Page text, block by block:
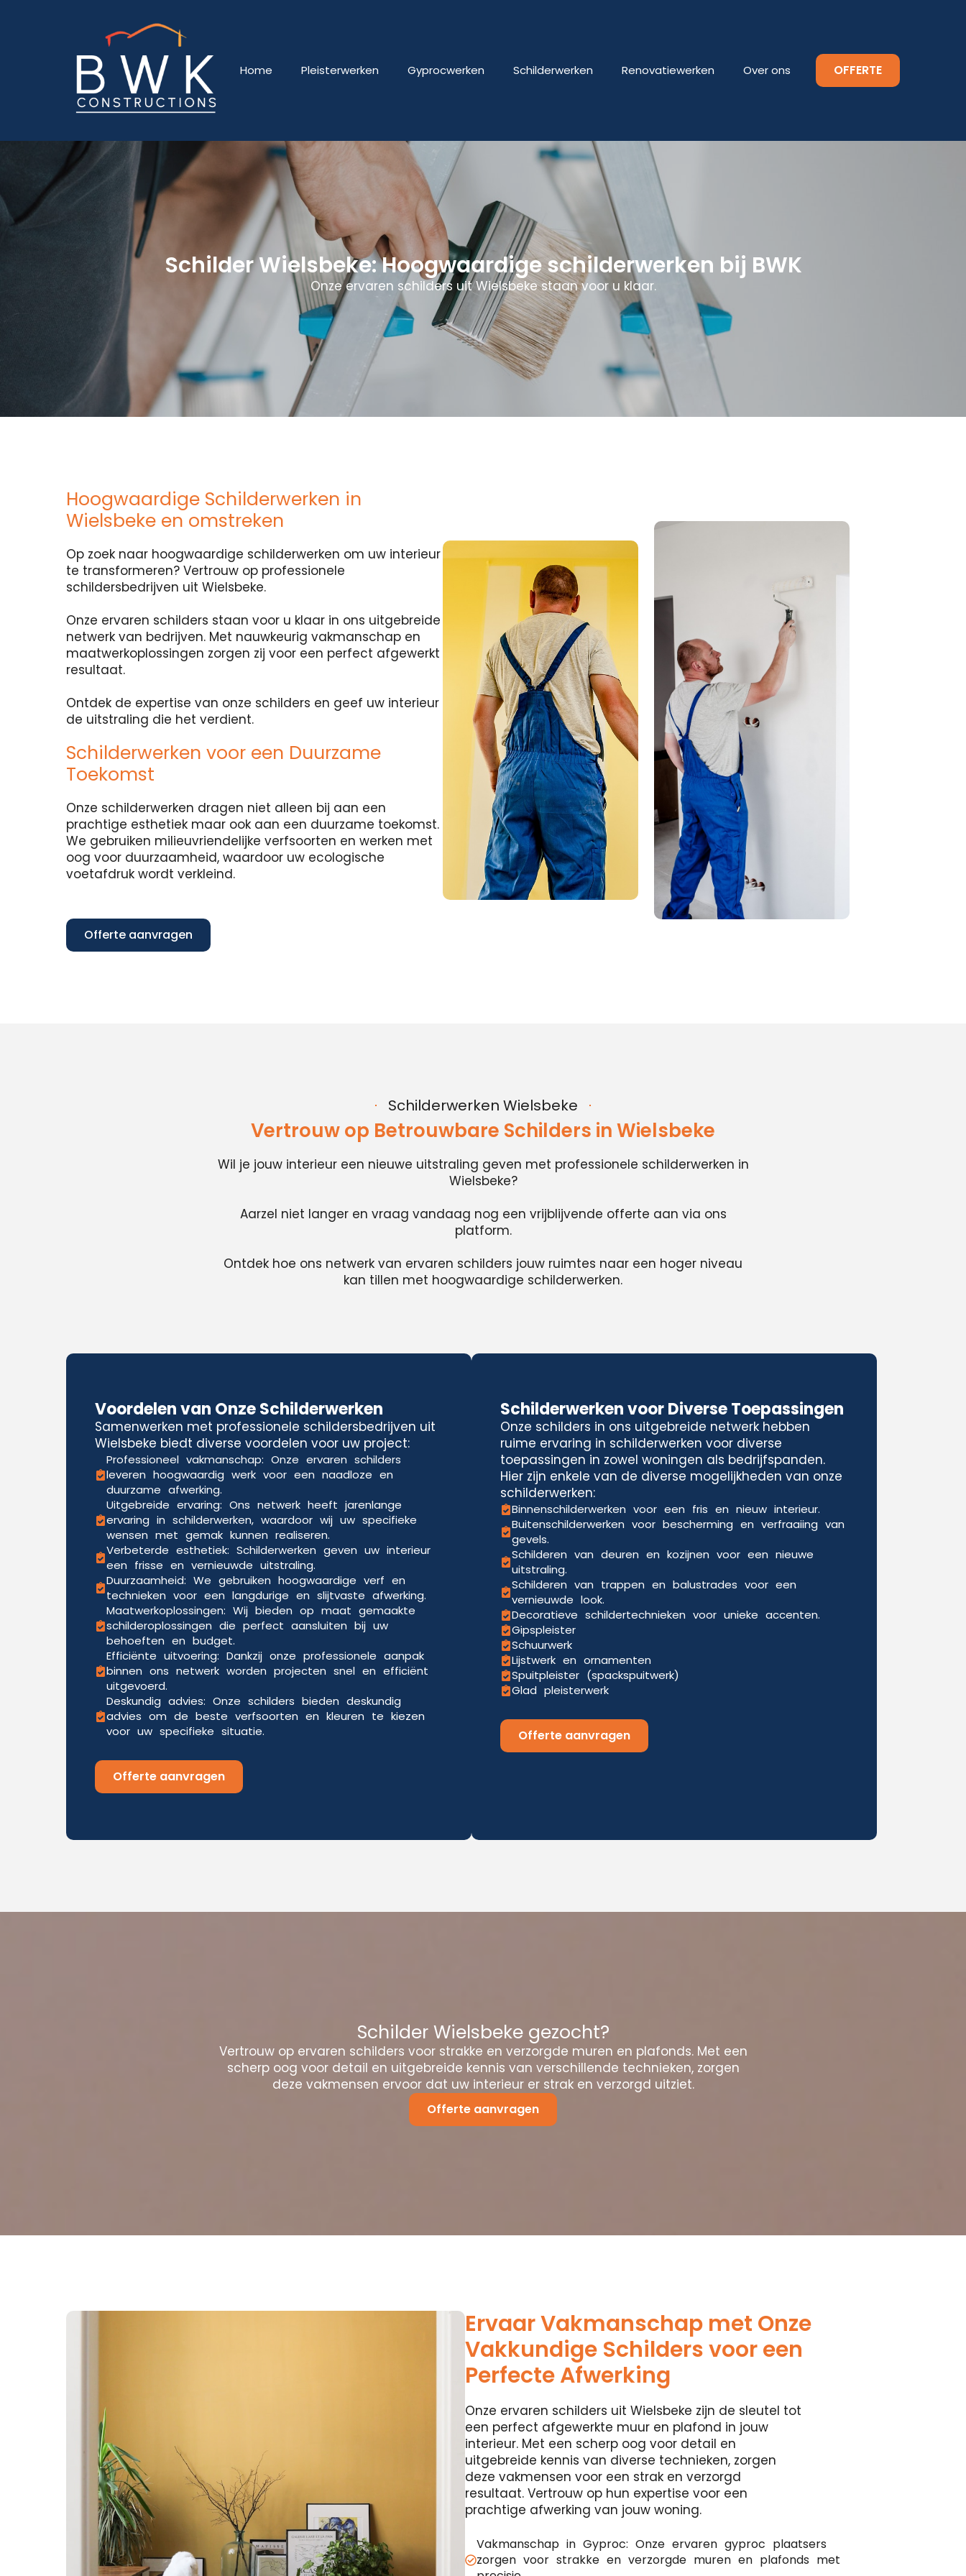
Home Pleisterwerken Gyprocwerken Schilderwerken Renovatiewerken Over ons OFFERTE
Schilder Wielsbeke: Hoogwaardige schilderwerken bij BWK
Onze ervaren schilders uit Wielsbeke staan voor u klaar.
Hoogwaardige Schilderwerken in
Wielsbeke en omstreken
Op zoek naar hoogwaardige schilderwerken om uw interieur
te transformeren? Vertrouw op professionele
schildersbedrijven uit Wielsbeke.
Onze ervaren schilders staan voor u klaar in ons uitgebreide
netwerk van bedrijven. Met nauwkeurig vakmanschap en
maatwerkoplossingen zorgen zij voor een perfect afgewerkt
resultaat.
Ontdek de expertise van onze schilders en geef uw interieur
de uitstraling die het verdient.
Schilderwerken voor een Duurzame
Toekomst
Onze schilderwerken dragen niet alleen bij aan een
prachtige esthetiek maar ook aan een duurzame toekomst.
We gebruiken milieuvriendelijke verfsoorten en werken met
oog voor duurzaamheid, waardoor uw ecologische
voetafdruk wordt verkleind.
Offerte aanvragen
Schilderwerken Wielsbeke
Vertrouw op Betrouwbare Schilders in Wielsbeke
Wil je jouw interieur een nieuwe uitstraling geven met professionele schilderwerken in
Wielsbeke?
Aarzel niet langer en vraag vandaag nog een vrijblijvende offerte aan via ons
platform.
Ontdek hoe ons netwerk van ervaren schilders jouw ruimtes naar een hoger niveau
kan tillen met hoogwaardige schilderwerken.
Voordelen van Onze Schilderwerken
Samenwerken met professionele schildersbedrijven uit
Wielsbeke biedt diverse voordelen voor uw project:
Professioneel vakmanschap: Onze ervaren schilders
leveren hoogwaardig werk voor een naadloze en
duurzame afwerking.
Uitgebreide ervaring: Ons netwerk heeft jarenlange
ervaring in schilderwerken, waardoor wij uw specifieke
wensen met gemak kunnen realiseren.
Verbeterde esthetiek: Schilderwerken geven uw interieur
een frisse en vernieuwde uitstraling.
Duurzaamheid: We gebruiken hoogwaardige verf en
technieken voor een langdurige en slijtvaste afwerking.
Maatwerkoplossingen: Wij bieden op maat gemaakte
schilderoplossingen die perfect aansluiten bij uw
behoeften en budget.
Efficiënte uitvoering: Dankzij onze professionele aanpak
binnen ons netwerk worden projecten snel en efficiënt
uitgevoerd.
Deskundig advies: Onze schilders bieden deskundig
advies om de beste verfsoorten en kleuren te kiezen
voor uw specifieke situatie.
Offerte aanvragen
Schilderwerken voor Diverse Toepassingen
Onze schilders in ons uitgebreide netwerk hebben
ruime ervaring in schilderwerken voor diverse
toepassingen in zowel woningen als bedrijfspanden.
Hier zijn enkele van de diverse mogelijkheden van onze
schilderwerken:
Binnenschilderwerken voor een fris en nieuw interieur.
Buitenschilderwerken voor bescherming en verfraaiing van
gevels.
Schilderen van deuren en kozijnen voor een nieuwe
uitstraling.
Schilderen van trappen en balustrades voor een
vernieuwde look.
Decoratieve schildertechnieken voor unieke accenten.
Gipspleister
Schuurwerk
Lijstwerk en ornamenten
Spuitpleister (spackspuitwerk)
Glad pleisterwerk
Offerte aanvragen
Schilder Wielsbeke gezocht?
Vertrouw op ervaren schilders voor strakke en verzorgde muren en plafonds. Met een
scherp oog voor detail en uitgebreide kennis van verschillende technieken, zorgen
deze vakmensen ervoor dat uw interieur er strak en verzorgd uitziet.
Offerte aanvragen
Ervaar Vakmanschap met Onze
Vakkundige Schilders voor een
Perfecte Afwerking
Onze ervaren schilders uit Wielsbeke zijn de sleutel tot
een perfect afgewerkte muur en plafond in jouw
interieur. Met een scherp oog voor detail en
uitgebreide kennis van diverse technieken, zorgen
deze vakmensen voor een strak en verzorgd
resultaat. Vertrouw op hun expertise voor een
prachtige afwerking van jouw woning.
Vakmanschap in Gyproc: Onze ervaren gyproc plaatsers
zorgen voor strakke en verzorgde muren en plafonds met